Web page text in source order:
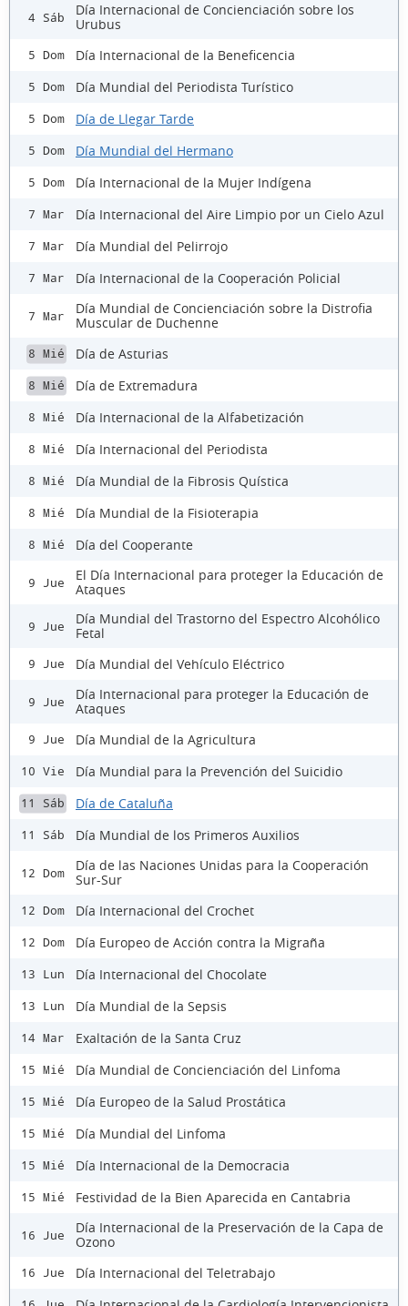
4 Sáb
Día Internacional de Concienciación sobre los
Urubus
5 Dom Día Internacional de la Beneficencia
5 Dom Día Mundial del Periodista Turístico
5 Dom Día de Llegar Tarde
5 Dom Día Mundial del Hermano
5 Dom Día Internacional de la Mujer Indígena
7 Mar Día Internacional del Aire Limpio por un Cielo Azul
7 Mar Día Mundial del Pelirrojo
7 Mar Día Internacional de la Cooperación Policial
7 Mar
Día Mundial de Concienciación sobre la Distrofia
Muscular de Duchenne
8 Mié Día de Asturias
8 Mié Día de Extremadura
8 Mié Día Internacional de la Alfabetización
8 Mié Día Internacional del Periodista
8 Mié Día Mundial de la Fibrosis Quística
8 Mié Día Mundial de la Fisioterapia
8 Mié Día del Cooperante
9 Jue
El Día Internacional para proteger la Educación de
Ataques
9 Jue
Día Mundial del Trastorno del Espectro Alcohólico
Fetal
9 Jue Día Mundial del Vehículo Eléctrico
9 Jue
Día Internacional para proteger la Educación de
Ataques
9 Jue Día Mundial de la Agricultura
10 Vie Día Mundial para la Prevención del Suicidio
11 Sáb Día de Cataluña
11 Sáb Día Mundial de los Primeros Auxilios
12 Dom
Día de las Naciones Unidas para la Cooperación
Sur-Sur
12 Dom Día Internacional del Crochet
12 Dom Día Europeo de Acción contra la Migraña
13 Lun Día Internacional del Chocolate
13 Lun Día Mundial de la Sepsis
14 Mar Exaltación de la Santa Cruz
15 Mié Día Mundial de Concienciación del Linfoma
15 Mié Día Europeo de la Salud Prostática
15 Mié Día Mundial del Linfoma
15 Mié Día Internacional de la Democracia
15 Mié Festividad de la Bien Aparecida en Cantabria
16 Jue
Día Internacional de la Preservación de la Capa de
Ozono
16 Jue Día Internacional del Teletrabajo